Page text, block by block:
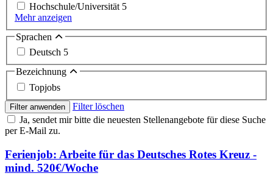
Hochschule/Universität 5
Mehr anzeigen
Sprachen
Deutsch 5
Bezeichnung
Topjobs
Filter anwenden
Filter löschen
Ja, sendet mir bitte die neuesten Stellenangebote für diese Suche
per E-Mail zu.
Ferienjob: Arbeite für das Deutsches Rotes Kreuz -
mind. 520€/Woche